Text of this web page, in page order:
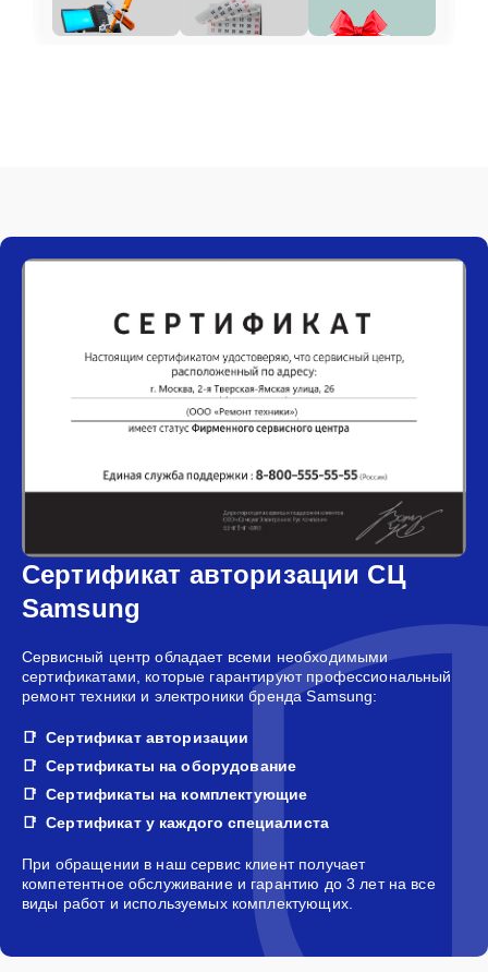
Сертификат авторизации СЦ
Samsung
Сервисный центр обладает всеми необходимыми
сертификатами, которые гарантируют профессиональный
ремонт техники и электроники бренда Samsung:
Сертификат авторизации
Сертификаты на оборудование
Сертификаты на комплектующие
Сертификат у каждого специалиста
При обращении в наш сервис клиент получает
компетентное обслуживание и гарантию до 3 лет на все
виды работ и используемых комплектующих.